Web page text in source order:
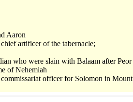
Aaron
artificer of the tabernacle;
who were slain with Balaam after Peor
of Nehemiah
officer for Solomon in Mount